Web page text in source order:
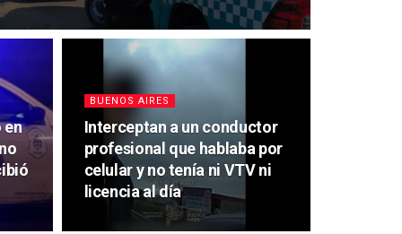
en
BUENOS AIRES
Interceptan a un conductor
profesional que hablaba por
celular y no tenía ni VTV ni
licencia al día